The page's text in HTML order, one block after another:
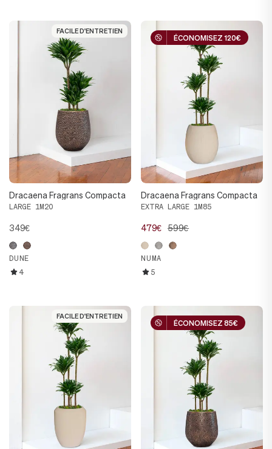
FACILE D'ENTRETIEN
FACILE D'ENTRETIEN
Dracaena Fragrans Compacta
LARGE 1M20
349€
DUNE
4
ÉCONOMISEZ 120€
ÉCONOMISEZ 120€
Dracaena Fragrans Compacta
EXTRA LARGE 1M85
479€ 599€
NUMA
5
FACILE D'ENTRETIEN
FACILE D'ENTRETIEN
ÉCONOMISEZ 85€
ÉCONOMISEZ 85€